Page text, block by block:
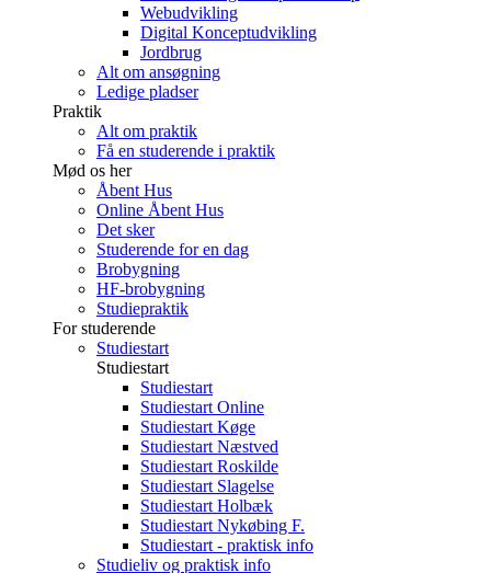
Webudvikling
Digital Konceptudvikling
Jordbrug
Alt om ansøgning
Ledige pladser
Praktik
Alt om praktik
Få en studerende i praktik
Mød os her
Åbent Hus
Online Åbent Hus
Det sker
Studerende for en dag
Brobygning
HF-brobygning
Studiepraktik
For studerende
Studiestart
Studiestart
Studiestart
Studiestart Online
Studiestart Køge
Studiestart Næstved
Studiestart Roskilde
Studiestart Slagelse
Studiestart Holbæk
Studiestart Nykøbing F.
Studiestart - praktisk info
Studieliv og praktisk info